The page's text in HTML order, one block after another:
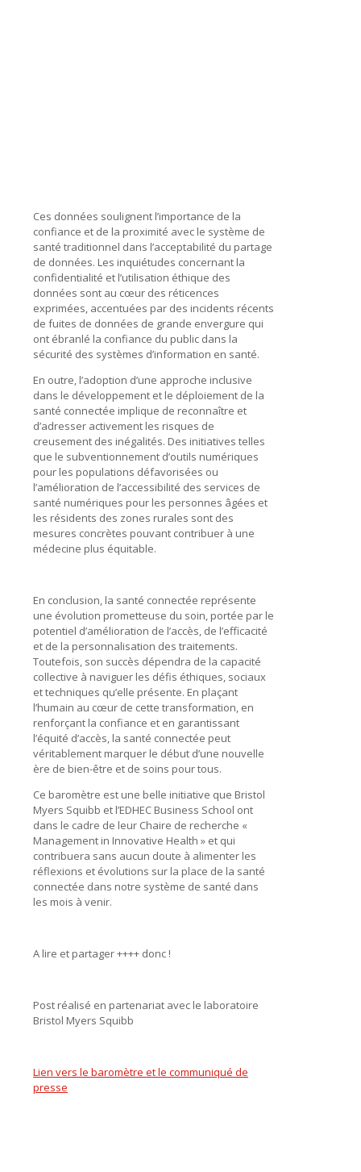
Ces données soulignent l’importance de la
confiance et de la proximité avec le système de
santé traditionnel dans l’acceptabilité du partage
de données. Les inquiétudes concernant la
confidentialité et l’utilisation éthique des
données sont au cœur des réticences
exprimées, accentuées par des incidents récents
de fuites de données de grande envergure qui
ont ébranlé la confiance du public dans la
sécurité des systèmes d’information en santé.
En outre, l’adoption d’une approche inclusive
dans le développement et le déploiement de la
santé connectée implique de reconnaître et
d’adresser activement les risques de
creusement des inégalités. Des initiatives telles
que le subventionnement d’outils numériques
pour les populations défavorisées ou
l’amélioration de l’accessibilité des services de
santé numériques pour les personnes âgées et
les résidents des zones rurales sont des
mesures concrètes pouvant contribuer à une
médecine plus équitable.
En conclusion, la santé connectée représente
une évolution prometteuse du soin, portée par le
potentiel d’amélioration de l’accès, de l’efficacité
et de la personnalisation des traitements.
Toutefois, son succès dépendra de la capacité
collective à naviguer les défis éthiques, sociaux
et techniques qu’elle présente. En plaçant
l’humain au cœur de cette transformation, en
renforçant la confiance et en garantissant
l’équité d’accès, la santé connectée peut
véritablement marquer le début d’une nouvelle
ère de bien-être et de soins pour tous.
Ce baromètre est une belle initiative que Bristol
Myers Squibb et l’EDHEC Business School ont
dans le cadre de leur Chaire de recherche «
Management in Innovative Health » et qui
contribuera sans aucun doute à alimenter les
réflexions et évolutions sur la place de la santé
connectée dans notre système de santé dans
les mois à venir.
A lire et partager ++++ donc !
Post réalisé en partenariat avec le laboratoire
Bristol Myers Squibb
Lien vers le baromètre et le communiqué de
presse